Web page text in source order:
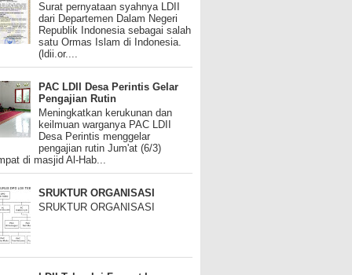
Surat pernyataan syahnya LDII
dari Departemen Dalam Negeri
Republik Indonesia sebagai salah
satu Ormas Islam di Indonesia.
(ldii.or....
PAC LDII Desa Perintis Gelar
Pengajian Rutin
Meningkatkan kerukunan dan
keilmuan warganya PAC LDII
Desa Perintis menggelar
pengajian rutin Jum'at (6/3)
di masjid Al-Hab...
SRUKTUR ORGANISASI
SRUKTUR ORGANISASI